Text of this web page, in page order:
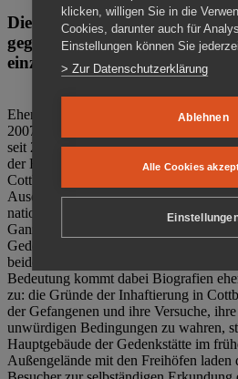
Die Gedenkstätte Zuchthaus
gegen das Vergessen.
einzigartig.
Ehemalige politische Häftlinge der
2007 den Verein
seit 2011 Eigentümer des ehemaligen
der Bautzener Straße und Träger der
Cottbus ist. Im Zentrum der Arbeit der
Auseinandersetzung mit politischem
nationalsozialistischen Terrorherrschaft
Ganzjährig zeigen mehrere Dauer- und
Gedenkstätte Zuchthaus Cottbus
beiden deutschen Diktaturen des 20.
Bedeutung kommt dabei Biografien
zu: die Gründe der Inhaftierung in
der Gefangenen und ihre Versuche,
unwürdigen Bedingungen zu wahren,
Hauptgebäude der Gedenkstätte im
Außengelände mit den Freihöfen laden
klicken, willigen Sie in die
Cookies, darunter auch für
Einstellungen können Sie
> Zur Datenschutzerklärung
Ablehnen
Alle Cookies